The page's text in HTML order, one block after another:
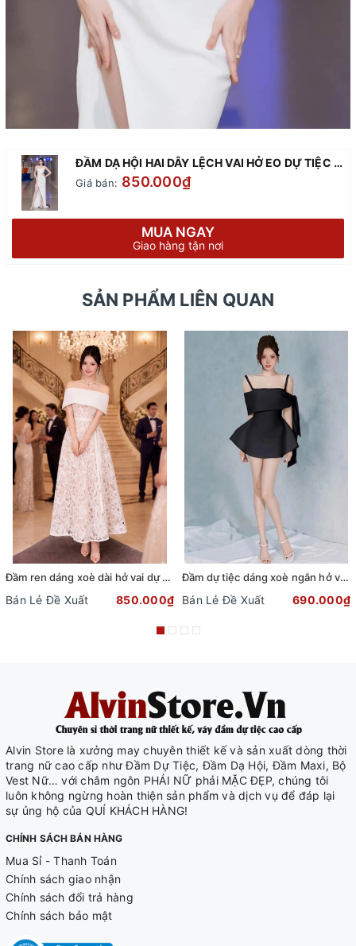
ĐẦM DẠ HỘI HAI DÂY LỆCH VAI HỞ EO DỰ TIỆC ( TRẮNG)
Giá bán: 850.000₫
MUA NGAY
Giao hàng tận nơi
SẢN PHẨM LIÊN QUAN
Đầm ren dáng xoè dài hở vai dự tiệc phối dây đai sang trọng
Bán Lẻ Đề Xuất 850.000₫
Đầm dự tiệc dáng xoè ngắn hở vai cột nơ sang trọng (TẶNG KÈM QUẦN SHORT) (Đen)
Bán Lẻ Đề Xuất 690.000₫
Alvin Store là xưởng may chuyên thiết kế và sản xuất dòng thời
trang nữ cao cấp như Đầm Dự Tiệc, Đầm Dạ Hội, Đầm Maxi, Bộ
Vest Nữ… với châm ngôn PHÁI NỮ phải MẶC ĐẸP, chúng tôi
luôn không ngừng hoàn thiện sản phẩm và dịch vụ để đáp lại
sự ủng hộ của QUÍ KHÁCH HÀNG!
CHÍNH SÁCH BÁN HÀNG
Mua Sỉ - Thanh Toán
Chính sách giao nhận
Chính sách đổi trả hàng
Chính sách bảo mật